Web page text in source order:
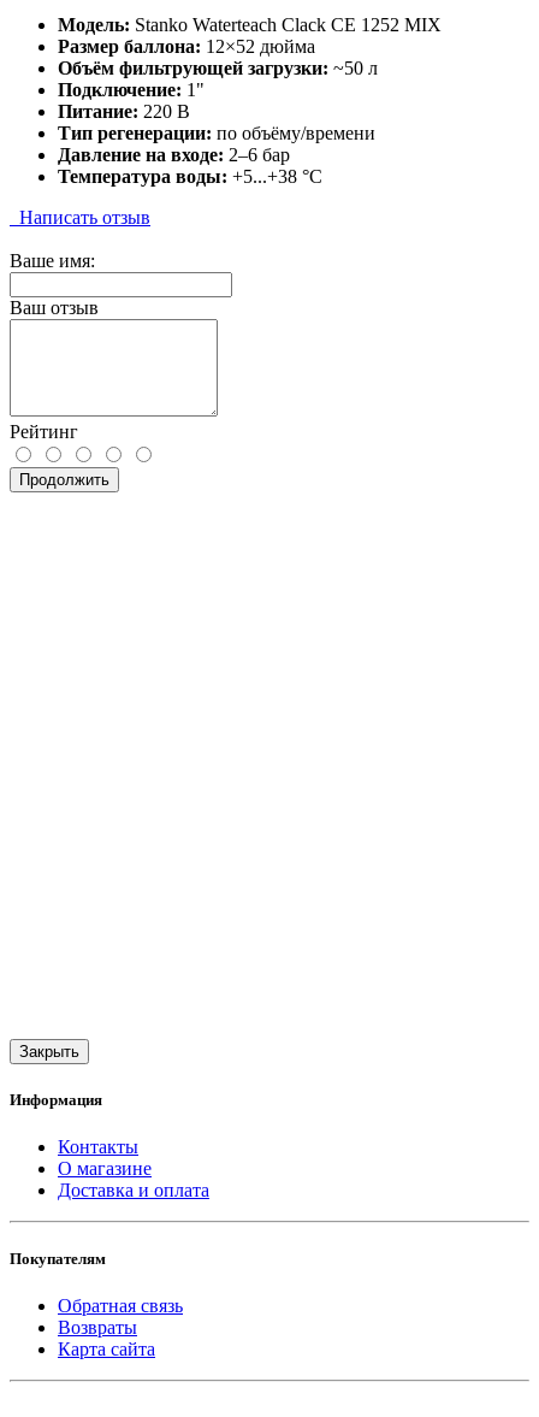
Модель: Stanko Waterteach Clack CE 1252 MIX
Размер баллона: 12×52 дюйма
Объём фильтрующей загрузки: ~50 л
Подключение: 1"
Питание: 220 В
Тип регенерации: по объёму/времени
Давление на входе: 2–6 бар
Температура воды: +5...+38 °C
Написать отзыв
Ваше имя:
Ваш отзыв
Рейтинг
Продолжить
Закрыть
Информация
Контакты
О магазине
Доставка и оплата
Покупателям
Обратная связь
Возвраты
Карта сайта